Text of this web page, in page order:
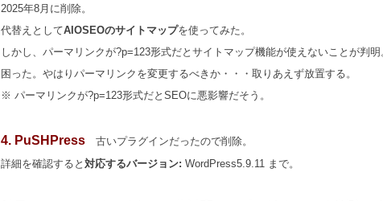
2025年8月に削除。
代替えとしてAIOSEOのサイトマップを使ってみた。
しかし、パーマリンクが?p=123形式だとサイトマップ機能が使えないことが判明
困った。やはりパーマリンクを変更するべきか・・・取りあえず放置する。
※ パーマリンクが?p=123形式だとSEOに悪影響だそう。
4. PuSHPress 古いプラグインだったので削除。
詳細を確認すると 対応するバージョン: WordPress5.9.11 まで。